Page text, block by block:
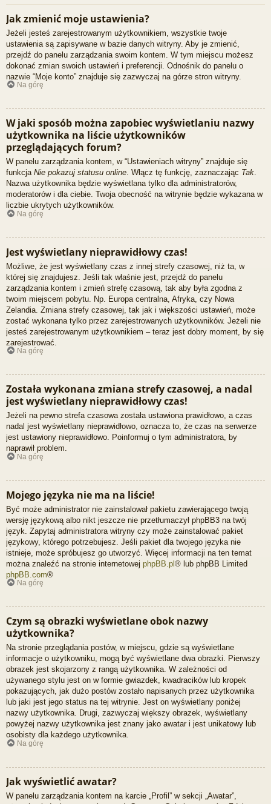
Jak zmienić moje ustawienia?
Jeżeli jesteś zarejestrowanym użytkownikiem, wszystkie twoje
ustawienia są zapisywane w bazie danych witryny. Aby je zmienić,
przejdź do panelu zarządzania swoim kontem. W tym miejscu możesz
dokonać zmian swoich ustawień i preferencji. Odnośnik do panelu o
nazwie “Moje konto” znajduje się zazwyczaj na górze stron witryny.
Na górę
W jaki sposób można zapobiec wyświetlaniu nazwy
użytkownika na liście użytkowników
przeglądających forum?
W panelu zarządzania kontem, w “Ustawieniach witryny” znajduje się
funkcja Nie pokazuj statusu online. Włącz tę funkcję, zaznaczając Tak.
Nazwa użytkownika będzie wyświetlana tylko dla administratorów,
moderatorów i dla ciebie. Twoja obecność na witrynie będzie wykazana w
liczbie ukrytych użytkowników.
Na górę
Jest wyświetlany nieprawidłowy czas!
Możliwe, że jest wyświetlany czas z innej strefy czasowej, niż ta, w
której się znajdujesz. Jeśli tak właśnie jest, przejdź do panelu
zarządzania kontem i zmień strefę czasową, tak aby była zgodna z
twoim miejscem pobytu. Np. Europa centralna, Afryka, czy Nowa
Zelandia. Zmiana strefy czasowej, tak jak i większości ustawień, może
zostać wykonana tylko przez zarejestrowanych użytkowników. Jeżeli nie
jesteś zarejestrowanym użytkownikiem – teraz jest dobry moment, by się
zarejestrować.
Na górę
Została wykonana zmiana strefy czasowej, a nadal
jest wyświetlany nieprawidłowy czas!
Jeżeli na pewno strefa czasowa została ustawiona prawidłowo, a czas
nadal jest wyświetlany nieprawidłowo, oznacza to, że czas na serwerze
jest ustawiony nieprawidłowo. Poinformuj o tym administratora, by
naprawił problem.
Na górę
Mojego języka nie ma na liście!
Być może administrator nie zainstalował pakietu zawierającego twoją
wersję językową albo nikt jeszcze nie przetłumaczył phpBB3 na twój
język. Zapytaj administratora witryny czy może zainstalować pakiet
językowy, którego potrzebujesz. Jeśli pakiet dla twojego języka nie
istnieje, może spróbujesz go utworzyć. Więcej informacji na ten temat
można znaleźć na stronie internetowej phpBB.pl ® lub phpBB Limited
phpBB.com®
Na górę
Czym są obrazki wyświetlane obok nazwy
użytkownika?
Na stronie przeglądania postów, w miejscu, gdzie są wyświetlane
informacje o użytkowniku, mogą być wyświetlane dwa obrazki. Pierwszy
obrazek jest skojarzony z rangą użytkownika. W zależności od
używanego stylu jest on w formie gwiazdek, kwadracików lub kropek
pokazujących, jak dużo postów zostało napisanych przez użytkownika
lub jaki jest jego status na tej witrynie. Jest on wyświetlany poniżej
nazwy użytkownika. Drugi, zazwyczaj większy obrazek, wyświetlany
powyżej nazwy użytkownika jest znany jako awatar i jest unikatowy lub
osobisty dla każdego użytkownika.
Na górę
Jak wyświetlić awatar?
W panelu zarządzania kontem na karcie „Profil” w sekcji „Awatar”,